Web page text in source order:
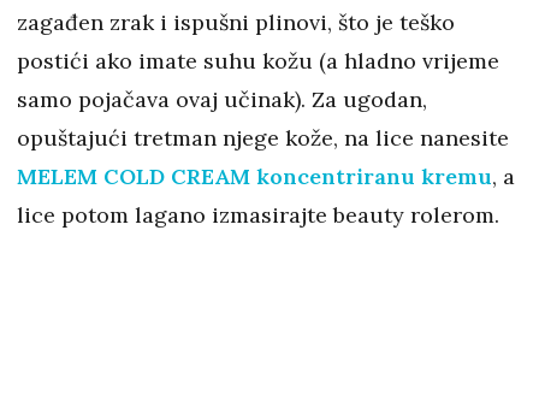
zagađen zrak i ispušni plinovi, što je teško
postići ako imate suhu kožu (a hladno vrijeme
samo pojačava ovaj učinak). Za ugodan,
opuštajući tretman njege kože, na lice nanesite
MELEM COLD CREAM koncentriranu kremu, a
lice potom lagano izmasirajte beauty rolerom.